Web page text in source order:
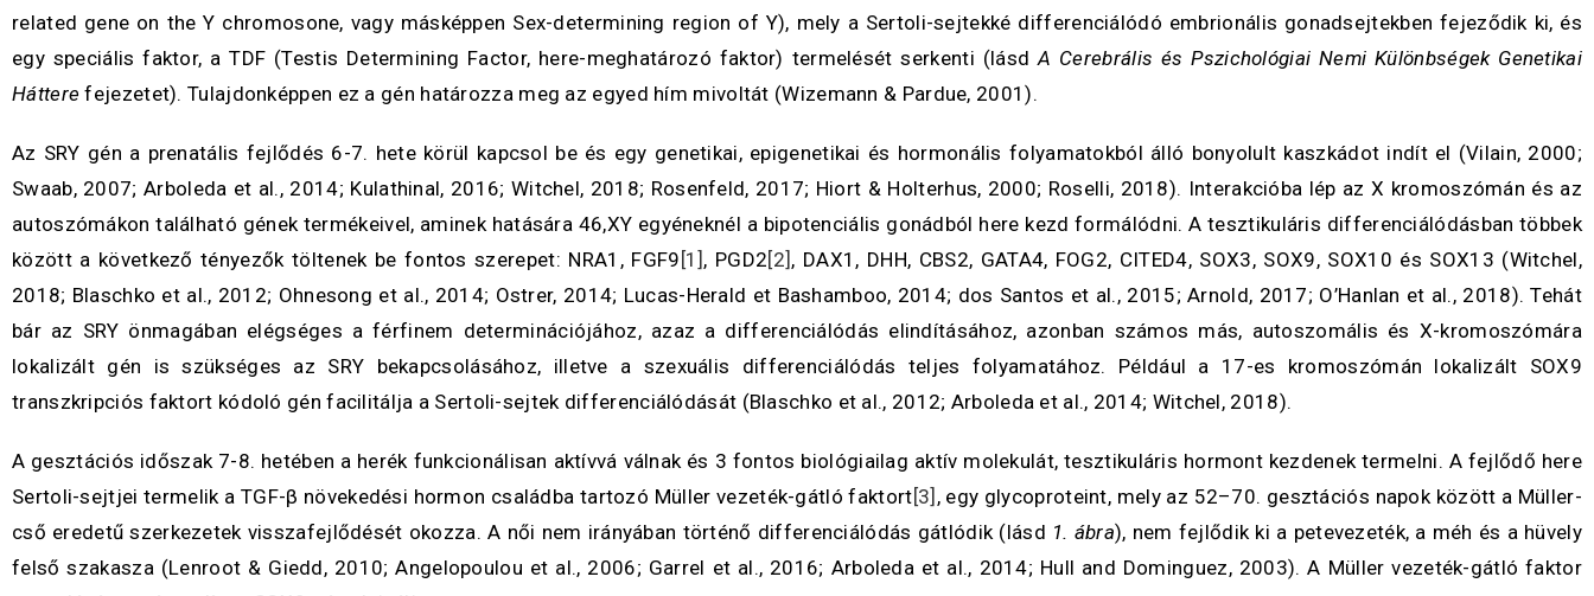
related gene on the Y chromosone, vagy másképpen Sex-determining region of Y), mely a Sertoli-sejtekké differenciálódó embrionális gonadsejtekben fejeződik ki, és
egy speciális faktor, a TDF (Testis Determining Factor, here-meghatározó faktor) termelését serkenti (lásdA Cerebrális és Pszichológiai Nemi Különbségek Genetikai
Háttere fejezetet). Tulajdonképpen ez a gén határozza meg az egyed hím mivoltát (Wizemann & Pardue, 2001).
Az SRY gén a prenatális fejlődés 6-7. hete körül kapcsol be és egy genetikai, epigenetikai és hormonális folyamatokból álló bonyolult kaszkádot indít el (Vilain, 2000;
Swaab, 2007; Arboleda et al., 2014; Kulathinal, 2016; Witchel, 2018; Rosenfeld, 2017; Hiort & Holterhus, 2000; Roselli, 2018). Interakcióba lép az X kromoszómán és az
autoszómákon található gének termékeivel, aminek hatására 46,XY egyéneknél a bipotenciális gonádból here kezd formálódni. A tesztikuláris differenciálódásban többek
között a következő tényezők töltenek be fontos szerepet: NRA1, FGF9 [1] , PGD2 [2] , DAX1, DHH, CBS2, GATA4, FOG2, CITED4, SOX3, SOX9, SOX10 és SOX13 (Witchel,
2018; Blaschko et al., 2012; Ohnesong et al., 2014; Ostrer, 2014; Lucas-Herald et Bashamboo, 2014; dos Santos et al., 2015; Arnold, 2017; O’Hanlan et al., 2018). Tehát
bár az SRY önmagában elégséges a férfinem determinációjához, azaz a differenciálódás elindításához, azonban számos más, autoszomális és X-kromoszómára
lokalizált gén is szükséges az SRY bekapcsolásához, illetve a szexuális differenciálódás teljes folyamatához. Például a 17-es kromoszómán lokalizált SOX9
transzkripciós faktort kódoló gén facilitálja a Sertoli-sejtek differenciálódását (Blaschko et al., 2012; Arboleda et al., 2014; Witchel, 2018).
A gesztációs időszak 7-8. hetében a herék funkcionálisan aktívvá válnak és 3 fontos biológiailag aktív molekulát, tesztikuláris hormont kezdenek termelni. A fejlődő here
Sertoli-sejtjei termelik a TGF-β növekedési hormon családba tartozó Müller vezeték-gátló faktort [3] , egy glycoproteint, mely az 52–70. gesztációs napok között a Müller-
cső eredetű szerkezetek visszafejlődését okozza. A női nem irányában történő differenciálódás gátlódik (lásd 1. ábra), nem fejlődik ki a petevezeték, a méh és a hüvely
felső szakasza (Lenroot & Giedd, 2010; Angelopoulou et al., 2006; Garrel et al., 2016; Arboleda et al., 2014; Hull and Dominguez, 2003). A Müller vezeték-gátló faktor